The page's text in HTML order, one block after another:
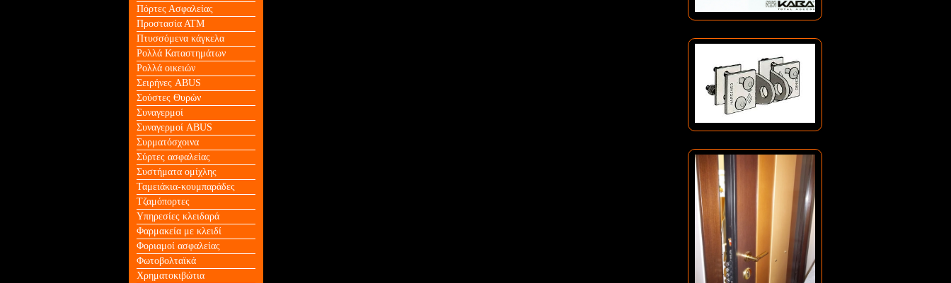
Πόρτες Ασφαλείας
Προστασία ΑΤΜ
Πτυσσόμενα κάγκελα
Ρολλά Καταστημάτων
Ρολλά οικειών
Σειρήνες ABUS
Σούστες Θυρών
Συναγερμοί
Συναγερμοί ABUS
Συρματόσχοινα
Σύρτες ασφαλείας
Συστήματα ομίχλης
Ταμειάκια-κουμπαράδες
Τζαμόπορτες
Υπηρεσίες κλειδαρά
Φαρμακεία με κλειδί
Φοριαμοί ασφαλείας
Φωτοβολταϊκά
Χρηματοκιβώτια